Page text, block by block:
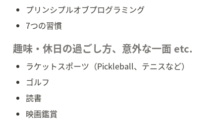
プリンシプルオブプログラミング
7つの習慣
趣味・休日の過ごし方、意外な一面 etc.
ラケットスポーツ（Pickleball、テニスなど）
ゴルフ
読書
映画鑑賞